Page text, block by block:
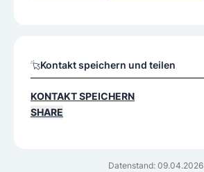
Datenstand: 09.04.2026
Kontakt speichern und teilen
KONTAKT SPEICHERN
SHARE